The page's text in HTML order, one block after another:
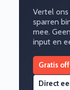
Vertel
sparren
mee.
input en
Gratis
Direct